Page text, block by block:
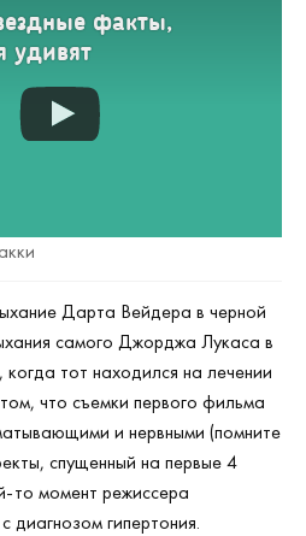
факты,
удивят
Дарта Вейдера в черной
самого Джорджа Лукаса в
тот находился на лечении
что съемки первого фильма
и нервными (помните
спущенный на первые 4
то момент режиссера
диагнозом гипертония.